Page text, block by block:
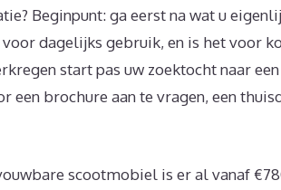
Beginpunt: ga eerst na wat u
dagelijks gebruik, en is het voor
start pas uw zoektocht naar
een brochure aan te vragen, een
scootmobiel is er al vanaf